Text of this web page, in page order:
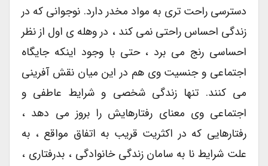
دسترسی راحت تری به مواد مخدر دارد. نوجوانی که در
زندگی احساس راحتی نمی کند ، در وهله ی اول از نظر
احساسی رنج می برد ، حتی با وجود اینکه جایگاه
اجتماعی و جنسیت وی هم در این میان نقش آفرینی
می کنند. تنها زندگی شخصی و شرایط عاطفی و
اجتماعی وی معنای رفتارهایش را بروز می دهد ،
رفتارهایی که در اکثریت قریب به اتفاق مواقع ، به
علت شرایط نا به سامان زندگی خانوادگی ، بدرفتاری ،